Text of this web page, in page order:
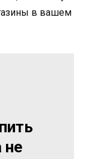
в вашем
не